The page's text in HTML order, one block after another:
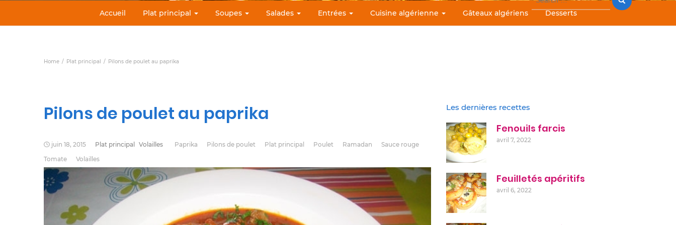
Accueil Plat principal Soupes Salades Entrées Cuisine algérienne Gâteaux algériens Desserts
Home Plat principal Pilons de poulet au paprika
Pilons de poulet au paprika
juin 18, 2015 Plat principal Volailles Paprika Pilons de poulet Plat principal Poulet Ramadan
Sauce rouge
Tomate
Volailles
Les dernières recettes
Fenouils farcis
avril 7, 2022
Feuilletés apéritifs
avril 6, 2022